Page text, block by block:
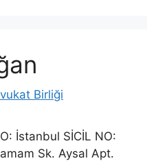
Birliği
İstanbul SİCİL NO:
Sk. Aysal Apt.